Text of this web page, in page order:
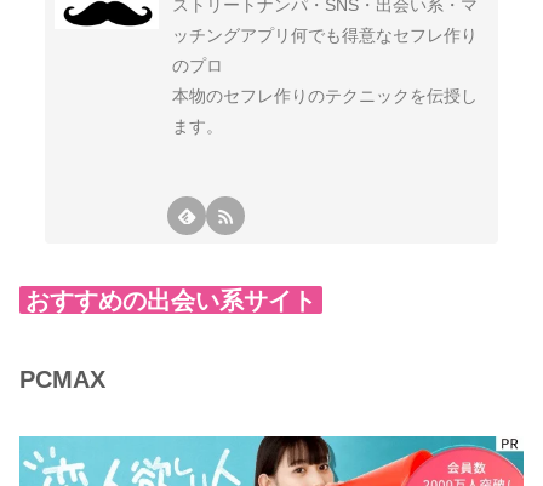
ストリートナンパ・SNS・出会い系・マ
ッチングアプリ何でも得意なセフレ作り
のプロ
本物のセフレ作りのテクニックを伝授し
ます。
おすすめの出会い系サイト
PCMAX